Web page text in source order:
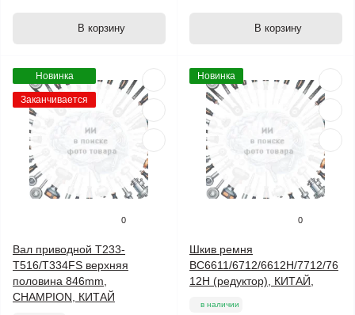
В корзину В корзину
Новинка
Заканчивается
0
Вал приводной T233-
T516/T334FS верхняя
половина 846mm,
CHAMPION, КИТАЙ
Новинка
0
Шкив ремня
BC6611/6712/6612H/7712/76
12H (редуктор), КИТАЙ,
в наличии